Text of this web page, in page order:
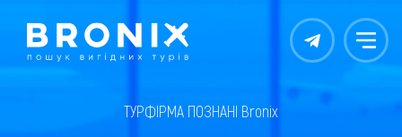
Контакты Меню
ТУРФІРМА ПОЗНАНІ Bronix